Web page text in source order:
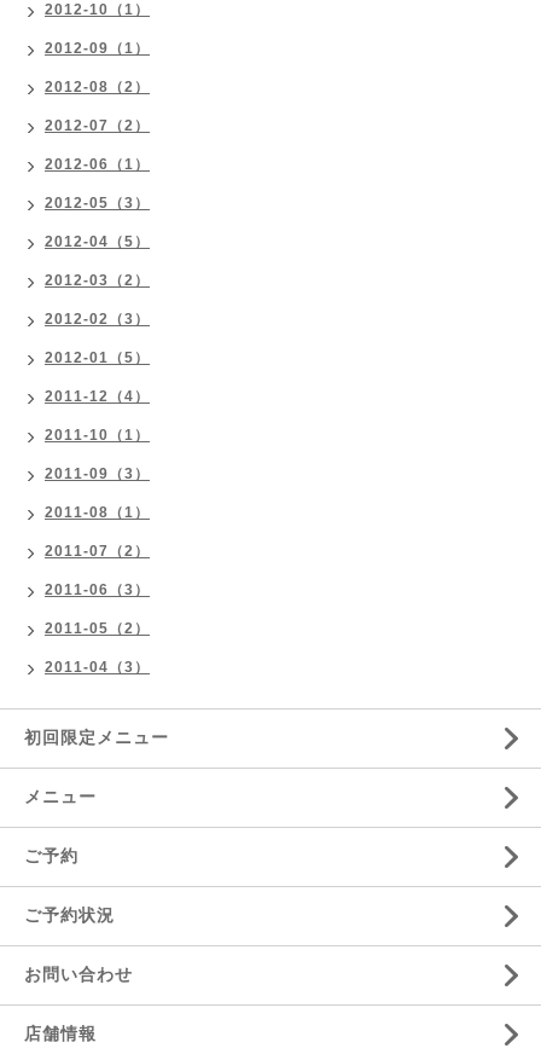
2012-10（1）
2012-09（1）
2012-08（2）
2012-07（2）
2012-06（1）
2012-05（3）
2012-04（5）
2012-03（2）
2012-02（3）
2012-01（5）
2011-12（4）
2011-10（1）
2011-09（3）
2011-08（1）
2011-07（2）
2011-06（3）
2011-05（2）
2011-04（3）
初回限定メニュー
メニュー
ご予約
ご予約状況
お問い合わせ
店舗情報